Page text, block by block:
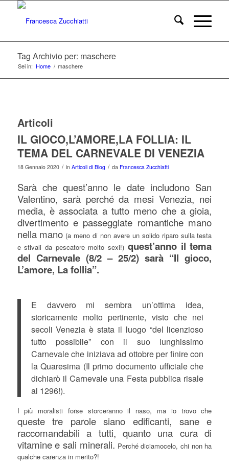
Tag Archivio per: maschere
Sei in: Home / maschere
Articoli
IL GIOCO,L’AMORE,LA FOLLIA: IL
TEMA DEL CARNEVALE DI VENEZIA
18 Gennaio 2020 / in Articoli di Blog / da Francesca Zucchiatti
Sarà che quest’anno le date includono San
Valentino, sarà perché da mesi Venezia, nei
media, è associata a tutto meno che a gioia,
divertimento e passeggiate romantiche mano
nella mano (a meno di non avere un solido riparo sulla testa
e stivali da pescatore molto sexi!) quest’anno il tema
del Carnevale (8/2 – 25/2) sarà “Il gioco,
L’amore, La follia”.
E davvero mi sembra un’ottima idea,
storicamente molto pertinente, visto che nei
secoli Venezia è stata il luogo “del licenzioso
tutto possibile” con il suo lunghissimo
Carnevale che iniziava ad ottobre per finire con
la Quaresima (Il primo documento ufficiale che
dichiarò il Carnevale una Festa pubblica risale
al 1296!).
I più moralisti forse storceranno il naso, ma io trovo che
queste tre parole siano edificanti, sane e
raccomandabili a tutti, quanto una cura di
vitamine e sali minerali. Perché diciamocelo, chi non ha
qualche carenza in merito?!